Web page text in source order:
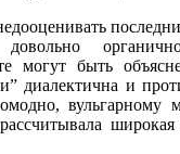
довольно
могут быть
диалектична и
вульгарному